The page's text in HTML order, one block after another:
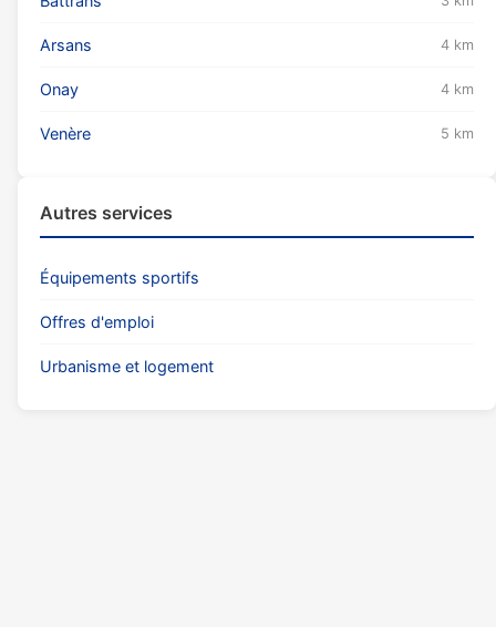
Arsans 4 km
Onay 4 km
Venère 5 km
Autres services
Équipements sportifs
Offres d'emploi
Urbanisme et logement